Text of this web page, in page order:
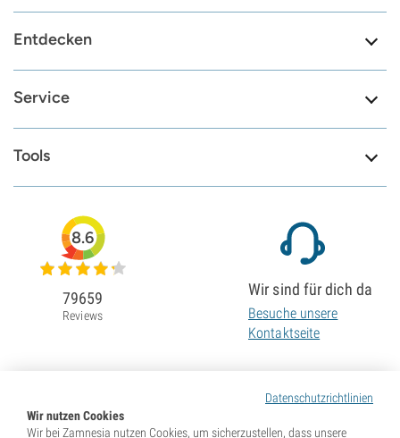
Entdecken
Service
Tools
Datenschutzrichtlinien
Wir nutzen Cookies
Wir bei Zamnesia nutzen Cookies, um sicherzustellen, dass unsere
8.6
79659
Reviews
Wir sind für dich da
Besuche unsere
Kontaktseite